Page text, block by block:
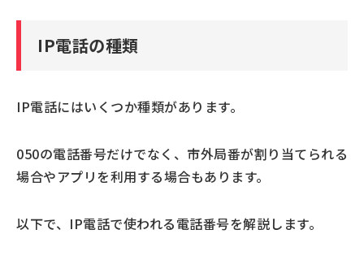
IP電話の種類
IP電話にはいくつか種類があります。
050の電話番号だけでなく、市外局番が割り当てられる
場合やアプリを利用する場合もあります。
以下で、IP電話で使われる電話番号を解説します。